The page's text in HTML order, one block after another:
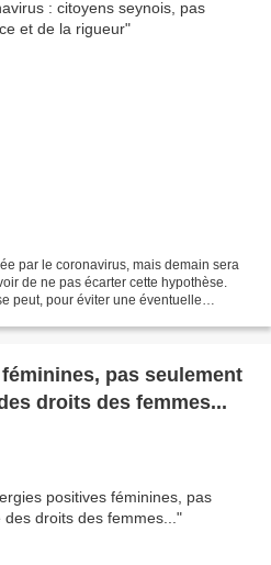
par le coronavirus, mais demain sera
de ne pas écarter cette hypothèse.
peut, pour éviter une éventuelle
pas seulement
droits des femmes...